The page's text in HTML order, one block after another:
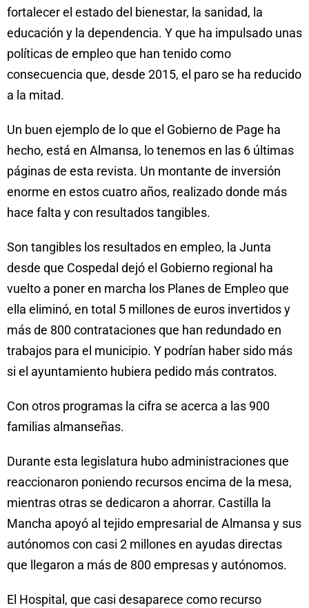
fortalecer el estado del bienestar, la sanidad, la
educación y la dependencia. Y que ha impulsado unas
políticas de empleo que han tenido como
consecuencia que, desde 2015, el paro se ha reducido
a la mitad.
Un buen ejemplo de lo que el Gobierno de Page ha
hecho, está en Almansa, lo tenemos en las 6 últimas
páginas de esta revista. Un montante de inversión
enorme en estos cuatro años, realizado donde más
hace falta y con resultados tangibles.
Son tangibles los resultados en empleo, la Junta
desde que Cospedal dejó el Gobierno regional ha
vuelto a poner en marcha los Planes de Empleo que
ella eliminó, en total 5 millones de euros invertidos y
más de 800 contrataciones que han redundado en
trabajos para el municipio. Y podrían haber sido más
si el ayuntamiento hubiera pedido más contratos.
Con otros programas la cifra se acerca a las 900
familias almanseñas.
Durante esta legislatura hubo administraciones que
reaccionaron poniendo recursos encima de la mesa,
mientras otras se dedicaron a ahorrar. Castilla la
Mancha apoyó al tejido empresarial de Almansa y sus
autónomos con casi 2 millones en ayudas directas
que llegaron a más de 800 empresas y autónomos.
El Hospital, que casi desaparece como recurso